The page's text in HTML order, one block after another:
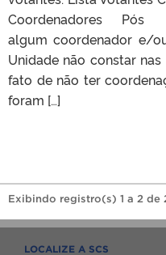
Coordenadores
algum coordenador e/
Unidade não constar
fato de não ter
foram […]
Exibindo registro(s) 1 a 2 de
LOCALIZE A SCS